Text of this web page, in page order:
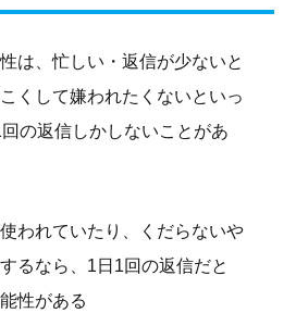
は、忙しい・返信が少ないと
くして嫌われたくないといっ
の返信しかしないことがあ
われていたり、くだらないや
るなら、1日1回の返信だと
性がある